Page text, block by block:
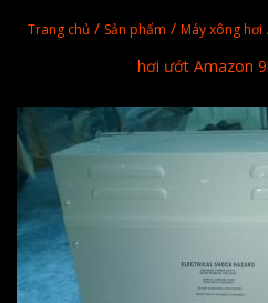
Trang chủ / Sản phẩm / Máy xông hơi
hơi ướt Amazon